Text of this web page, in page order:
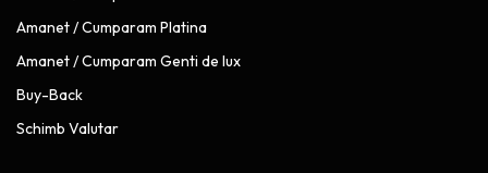
Amanet / Cumparam Platina
Amanet / Cumparam Genti de lux
Buy-Back
Schimb Valutar